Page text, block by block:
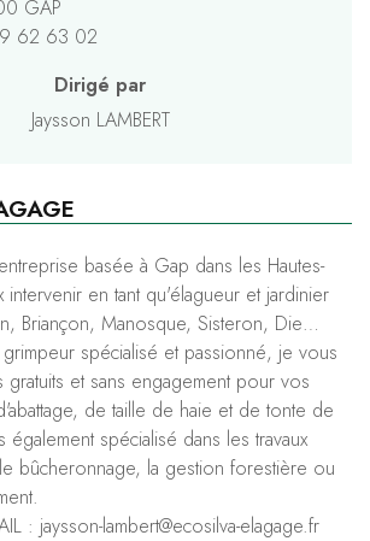
GAP
62 63 02
Dirigé par
Jaysson LAMBERT
basée à Gap dans les Hautes-
en tant qu'élagueur et jardinier
Briançon, Manosque, Sisteron, Die…
grimpeur spécialisé et passionné, je vous
et sans engagement pour vos
de taille de haie et de tonte de
également spécialisé dans les travaux
bûcheronnage, la gestion forestière ou
: jaysson-lambert@ecosilva-elagage.fr